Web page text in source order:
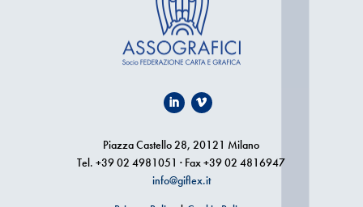
Piazza Castello 28, 20121 Milano
Tel. +39 02 4981051 · Fax +39 02 4816947
info@giflex.it